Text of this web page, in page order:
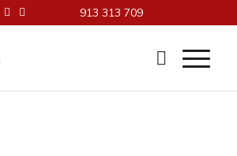
913 313 709